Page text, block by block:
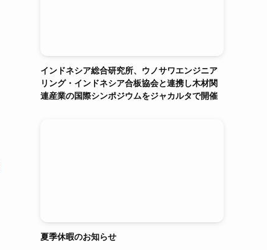
インドネシア総合研究所、ウノサワエンジニア
リング・インドネシア合板協会と連携し木材関
連産業の国際シンポジウムをジャカルタで開催
夏季休暇のお知らせ